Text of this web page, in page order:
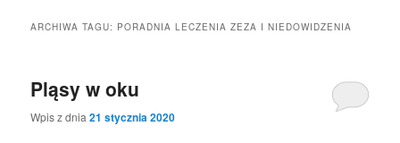
ARCHIWA TAGU: PORADNIA LECZENIA ZEZA I NIEDOWIDZENIA
Pląsy w oku
Wpis z dnia21 stycznia 2020